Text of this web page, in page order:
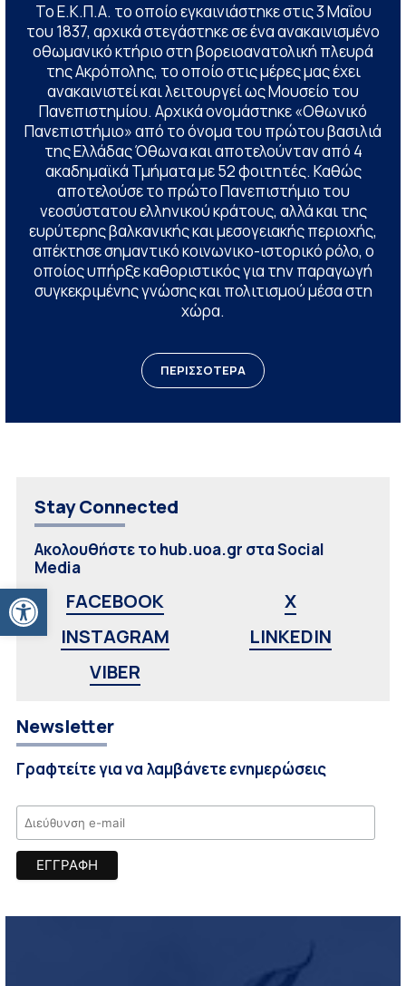
Ανοίξτε τη γραμμή εργαλείων
Το Ε.Κ.Π.Α. το οποίο εγκαινιάστηκε στις 3 Μαΐου
του 1837, αρχικά στεγάστηκε σε ένα ανακαινισμένο
οθωμανικό κτήριο στη βορειοανατολική πλευρά
της Ακρόπολης, το οποίο στις μέρες μας έχει
ανακαινιστεί και λειτουργεί ως Μουσείο του
Πανεπιστημίου. Αρχικά ονομάστηκε «Οθωνικό
Πανεπιστήμιο» από το όνομα του πρώτου βασιλιά
της Ελλάδας Όθωνα και αποτελούνταν από 4
ακαδημαϊκά Τμήματα με 52 φοιτητές. Καθώς
αποτελούσε το πρώτο Πανεπιστήμιο του
νεοσύστατου ελληνικού κράτους, αλλά και της
ευρύτερης βαλκανικής και μεσογειακής περιοχής,
απέκτησε σημαντικό κοινωνικο-ιστορικό ρόλο, ο
οποίος υπήρξε καθοριστικός για την παραγωγή
συγκεκριμένης γνώσης και πολιτισμού μέσα στη
χώρα.
ΠΕΡΙΣΣΟΤΕΡΑ
Stay Connected
Ακολουθήστε το hub.uoa.gr στα Social
Media
FACEBOOK
X
INSTAGRAM
LINKEDIN
VIBER
Newsletter
Γραφτείτε για να λαμβάνετε ενημερώσεις